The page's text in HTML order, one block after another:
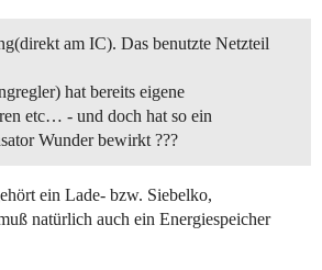
am IC). Das benutzte Netzteil
hat bereits eigene
etc… - und doch hat so ein
Wunder bewirkt ???
ein Lade- bzw. Siebelko,
natürlich auch ein Energiespeicher